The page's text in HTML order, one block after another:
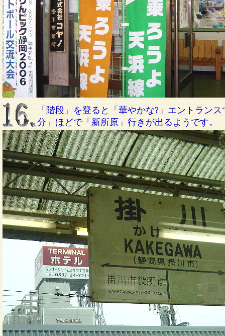
「階段」を登ると「華やかな?」エントラン
分」ほどで「新所原」行きが出るようです。